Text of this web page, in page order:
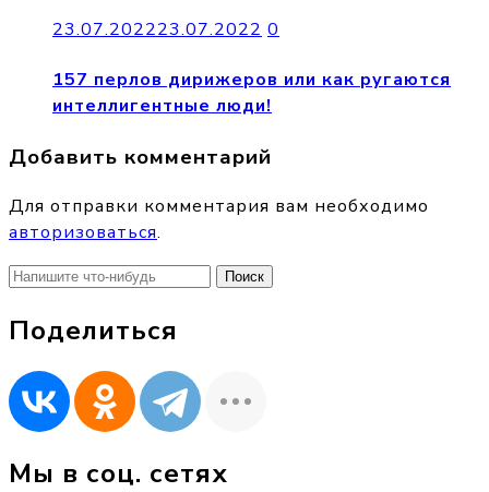
23.07.202223.07.2022 0
157 перлов дирижеров или как ругаются
интеллигентные люди!
Добавить комментарий
Для отправки комментария вам необходимо
авторизоваться.
Найти:
Поделиться
Мы в соц. сетях